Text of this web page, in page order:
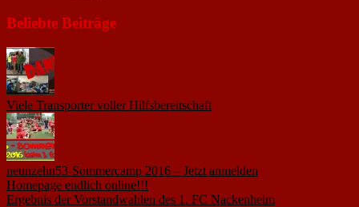
Beliebte Beiträge
Viele Transporter voller Hilfsbereitschaft
neunzehn53-Sommercamp 2016 – Jetzt anmelden
Homepage endlich online!!!
Ergebnis der Vorstandwahlen des 1. FC Nackenheim